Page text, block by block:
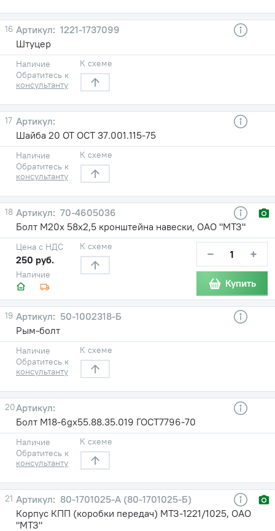
16
1221-1737099
Штуцер
Наличие
Обратитесь к
консультанту
К схеме
17
Шайба 20 ОТ ОСТ 37.001.115-75
Наличие
Обратитесь к
консультанту
К схеме
18
70-4605036
Болт М20х 58х2,5 кронштейна навески, ОАО "МТЗ"
Наличие
Цена с НДС
250 руб.
К схеме − +
Купить
19
50-1002318-Б
Рым-болт
Наличие
Обратитесь к
консультанту
К схеме
20
Болт M18-6gх55.88.35.019 ГОСТ7796-70
Наличие
Обратитесь к
консультанту
К схеме
21
80-1701025-А (80-1701025-Б)
Корпус КПП (коробки передач) МТЗ-1221/1025, ОАО
"МТЗ"